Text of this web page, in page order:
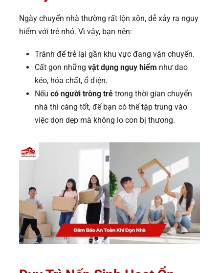
Ngày chuyển nhà thường rất lộn xộn, dễ xảy ra nguy
hiểm với trẻ nhỏ. Vì vậy, bạn nên:
Tránh để trẻ lại gần khu vực đang vận chuyển.
Cất gọn những vật dụng nguy hiểm như dao
kéo, hóa chất, ổ điện.
Nếu có người trông trẻ trong thời gian chuyển
nhà thì càng tốt, để bạn có thể tập trung vào
việc dọn dẹp mà không lo con bị thương.